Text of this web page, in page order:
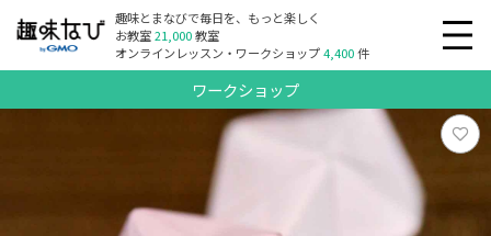
趣味とまなびで毎日を、もっと楽しく
お教室21,000教室
オンラインレッスン・ワークショップ4,400件
ワークショップ